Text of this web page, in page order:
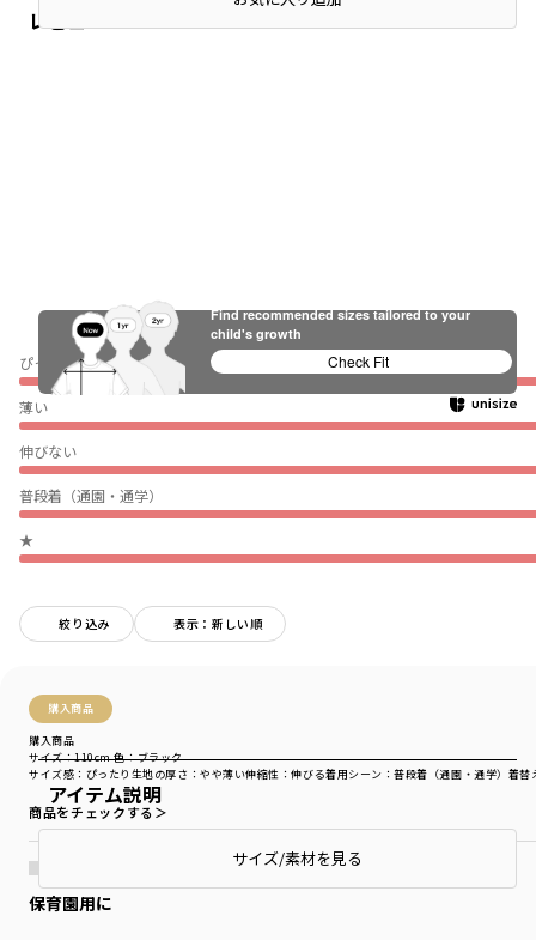
レビュー
ぴったり
薄い
伸びない
普段着（通園・通学）
★
絞り込み 表示：新しい順
購入商品
購入商品
サイズ感 ：ぴったり 生地の厚さ ：やや薄い伸縮性 ：伸びる着用シーン ：普段着（通園・通学） 着替
サイズ：110cm色：ブラック
商品をチェックする＞
保育園用に
アイテム説明
サイズ/素材を見る
Find recommended sizes tailored to your
child's growth
Check Fit